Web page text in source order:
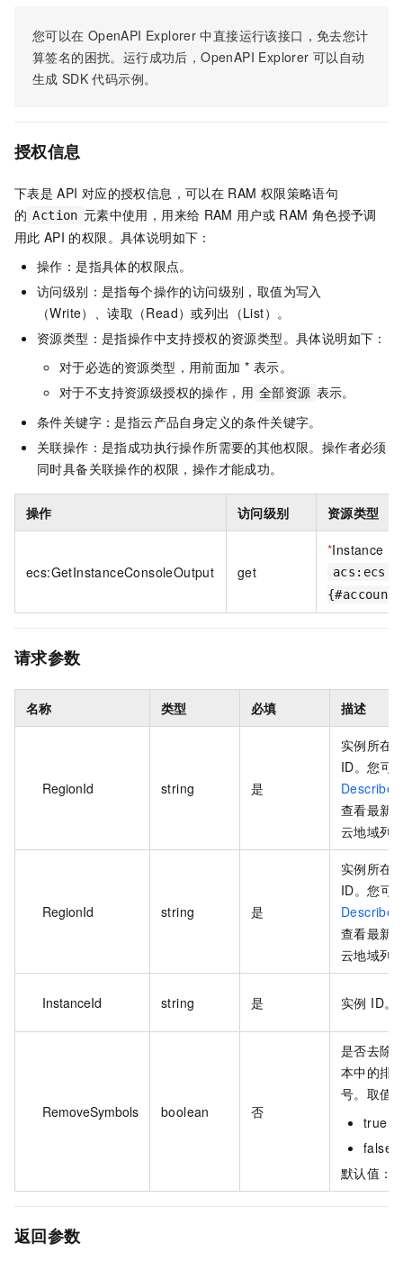
您可以在 OpenAPI Explorer 中直接运行该接口，免去您计
算签名的困扰。运行成功后，OpenAPI Explorer 可以自动
生成 SDK 代码示例。
授权信息
下表是 API 对应的授权信息，可以在 RAM 权限策略语句
的 Action 元素中使用，用来给 RAM 用户或 RAM 角色授予调
用此 API 的权限。具体说明如下：
操作：是指具体的权限点。
访问级别：是指每个操作的访问级别，取值为写入
（Write）、读取（Read）或列出（List）。
资源类型：是指操作中支持授权的资源类型。具体说明如下：
对于必选的资源类型，用前面加 * 表示。
对于不支持资源级授权的操作，用 全部资源 表示。
条件关键字：是指云产品自身定义的条件关键字。
关联操作：是指成功执行操作所需要的其他权限。操作者必须
同时具备关联操作的权限，操作才能成功。
操作 访问级别 资源类型
ecs:GetInstanceConsoleOutput get
*Instance
请求参数
名称 类型 必填 描述
RegionId string 是
实例所在
ID。您可
查看最新
云地域列
RegionId string 是
实例所在
ID。您可
查看最新
云地域列
InstanceId string 是 实例 ID。
RemoveSymbols boolean 否
是否去除
本中的排
号。取值
true：
false
默认值：
返回参数